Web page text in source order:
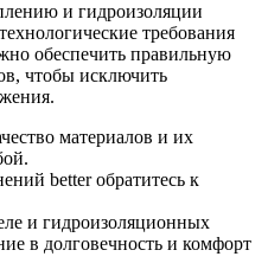
и гидроизоляции
требования
обеспечить правильную
чтобы исключить
материалов и их
better обратитесь к
и гидроизоляционных
в долговечность и комфорт